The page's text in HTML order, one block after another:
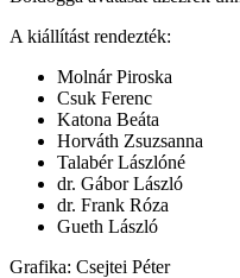
A kiállítást rendezték:
Molnár Piroska
Csuk Ferenc
Katona Beáta
Horváth Zsuzsanna
Talabér Lászlóné
dr. Gábor László
dr. Frank Róza
Gueth László
Grafika: Csejtei Péter